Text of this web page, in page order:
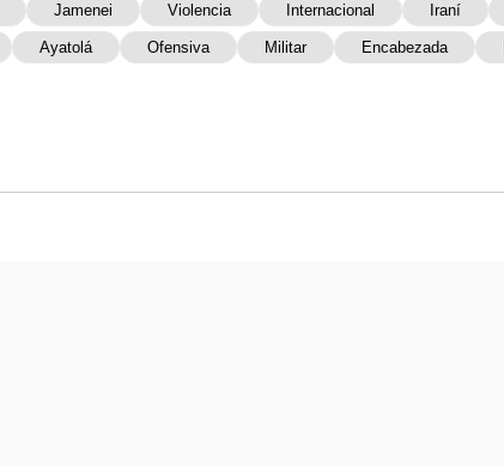
Jamenei Violencia Internacional Iraní
Ayatolá Ofensiva Militar Encabezada